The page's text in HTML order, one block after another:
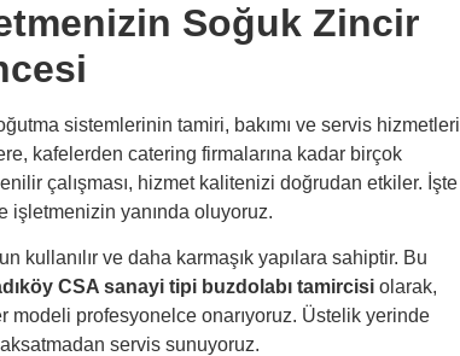
Soğuk Zincir
sistemlerinin tamiri, bakımı ve servis hizmetleri
kafelerden catering firmalarına kadar birçok
çalışması, hizmet kalitenizi doğrudan etkiler. İşte
işletmenizin yanında oluyoruz.
kullanılır ve daha karmaşık yapılara sahiptir. Bu
CSA sanayi tipi buzdolabı tamircisi olarak,
modeli profesyonelce onarıyoruz. Üstelik yerinde
aksatmadan servis sunuyoruz.